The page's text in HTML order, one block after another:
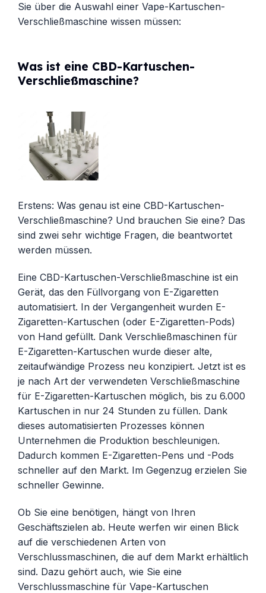
Sie über die Auswahl einer Vape-Kartuschen-
Verschließmaschine wissen müssen:
Was ist eine CBD-Kartuschen-
Verschließmaschine?
Erstens: Was genau ist eine CBD-Kartuschen-
Verschließmaschine? Und brauchen Sie eine? Das
sind zwei sehr wichtige Fragen, die beantwortet
werden müssen.
Eine CBD-Kartuschen-Verschließmaschine ist ein
Gerät, das den Füllvorgang von E-Zigaretten
automatisiert. In der Vergangenheit wurden E-
Zigaretten-Kartuschen (oder E-Zigaretten-Pods)
von Hand gefüllt. Dank Verschließmaschinen für
E-Zigaretten-Kartuschen wurde dieser alte,
zeitaufwändige Prozess neu konzipiert. Jetzt ist es
je nach Art der verwendeten Verschließmaschine
für E-Zigaretten-Kartuschen möglich, bis zu 6.000
Kartuschen in nur 24 Stunden zu füllen. Dank
dieses automatisierten Prozesses können
Unternehmen die Produktion beschleunigen.
Dadurch kommen E-Zigaretten-Pens und -Pods
schneller auf den Markt. Im Gegenzug erzielen Sie
schneller Gewinne.
Ob Sie eine benötigen, hängt von Ihren
Geschäftszielen ab. Heute werfen wir einen Blick
auf die verschiedenen Arten von
Verschlussmaschinen, die auf dem Markt erhältlich
sind. Dazu gehört auch, wie Sie eine
Verschlussmaschine für Vape-Kartuschen